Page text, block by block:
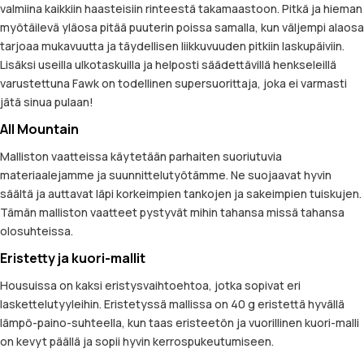
valmiina kaikkiin haasteisiin rinteestä takamaastoon. Pitkä ja hieman
myötäilevä yläosa pitää puuterin poissa samalla, kun väljempi alaosa
tarjoaa mukavuutta ja täydellisen liikkuvuuden pitkiin laskupäiviin.
Lisäksi useilla ulkotaskuilla ja helposti säädettävillä henkseleillä
varustettuna Fawk on todellinen supersuorittaja, joka ei varmasti
jätä sinua pulaan!
All Mountain
Malliston vaatteissa käytetään parhaiten suoriutuvia
materiaalejamme ja suunnittelutyötämme. Ne suojaavat hyvin
säältä ja auttavat läpi korkeimpien tankojen ja sakeimpien tuiskujen.
Tämän malliston vaatteet pystyvät mihin tahansa missä tahansa
olosuhteissa.
Eristetty ja kuori-mallit
Housuissa on kaksi eristysvaihtoehtoa, jotka sopivat eri
laskettelutyyleihin. Eristetyssä mallissa on 40 g eristettä hyvällä
lämpö-paino-suhteella, kun taas eristeetön ja vuorillinen kuori-malli
on kevyt päällä ja sopii hyvin kerrospukeutumiseen.